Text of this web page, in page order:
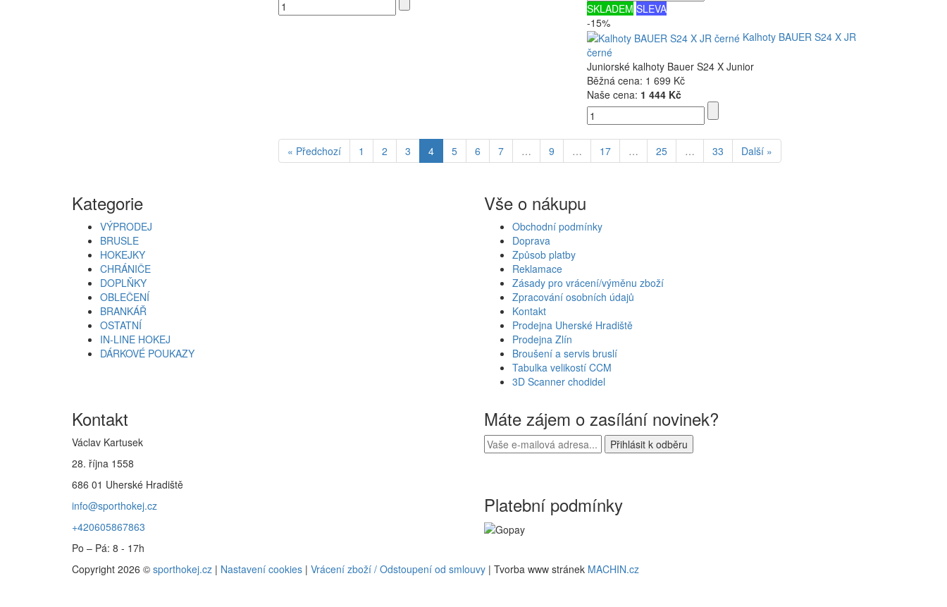
SKLADEM SLEVA
-15%
Kalhoty BAUER S24 X JR
černé
Juniorské kalhoty Bauer S24 X Junior
Běžná cena: 1 699 Kč
Naše cena: 1 444 Kč
« Předchozí 1 2 3 4 5 6 7 … 9 … 17 … 25 … 33 Další »
Kategorie
VÝPRODEJ
BRUSLE
HOKEJKY
CHRÁNIČE
DOPLŇKY
OBLEČENÍ
BRANKÁŘ
OSTATNÍ
IN-LINE HOKEJ
DÁRKOVÉ POUKAZY
Vše o nákupu
Obchodní podmínky
Doprava
Způsob platby
Reklamace
Zásady pro vrácení/výměnu zboží
Zpracování osobních údajů
Kontakt
Prodejna Uherské Hradiště
Prodejna Zlín
Broušení a servis bruslí
Tabulka velikostí CCM
3D Scanner chodidel
Kontakt
Václav Kartusek
28. října 1558
686 01 Uherské Hradiště
info@sporthokej.cz
+420605867863
Po – Pá: 8 - 17h
Máte zájem o zasílání novinek?
Platební podmínky
Copyright 2026 © sporthokej.cz | Nastavení cookies | Vrácení zboží / Odstoupení od smlouvy | Tvorba www stránek MACHIN.cz